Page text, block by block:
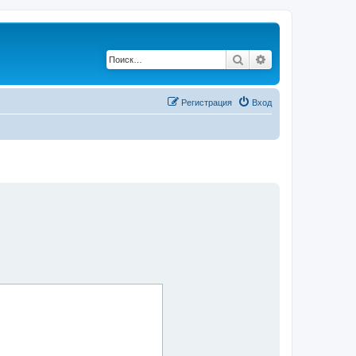
Поиск
Вход
Регистрация